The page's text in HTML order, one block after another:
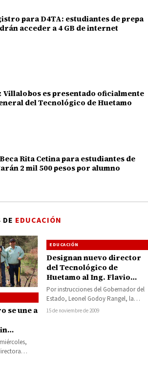
para D4TA: estudiantes de prepa
acceder a 4 GB de internet
es presentado oficialmente
del Tecnológico de Huetamo
Rita Cetina para estudiantes de
2 mil 500 pesos por alumno
EDUCACIÓN
se une a
EDUCACIÓN
Designan nuevo director
del Tecnológico de
Huetamo al Ing. Flavio
Luviano Juárez
Por instrucciones del Gobernador del
Estado, Leonel Godoy Rangel, la
mañana del martes, tomó posesión
15 de noviembre de 2009